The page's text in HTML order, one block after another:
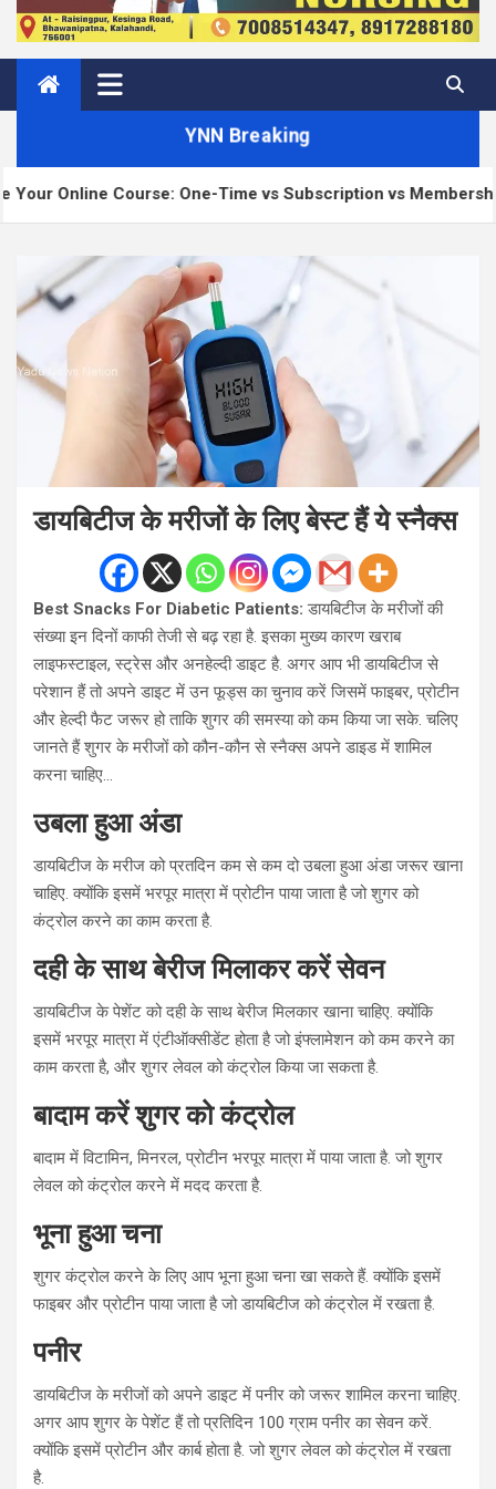
YNN Breaking
One-Time vs Subscription vs Membership
डायबिटीज के मरीजों के लिए बेस्ट हैं ये स्‍नैक्‍स
Best Snacks For Diabetic Patients:डायबिटीज के मरीजों की
संख्या इन दिनों काफी तेजी से बढ़ रहा है. इसका मुख्य कारण खराब
लाइफस्‍टाइल, स्‍ट्रेस और अनहेल्‍दी डाइट है. अगर आप भी डायबिटीज से
परेशान हैं तो अपने डाइट में उन फूड्स का चुनाव करें जिसमें फाइबर, प्रोटीन
और हेल्‍दी फैट जरूर हो ताकि शुगर की समस्‍या को कम किया जा सके. चलिए
जानते हैं शुगर के मरीजों को कौन-कौन से स्‍नैक्‍स अपने डाइड में शामिल
करना चाहिए…
उबला हुआ अंडा
डायबिटीज के मरीज को प्रतदिन कम से कम दो उबला हुआ अंडा जरूर खाना
चाहिए. क्योंकि इसमें भरपूर मात्रा में प्रोटीन पाया जाता है जो शुगर को
कंट्रोल करने का काम करता है.
दही के साथ बेरीज मिलाकर करें सेवन
डायबिटीज के पेशेंट को दही के साथ बेरीज मिलकार खाना चाहिए. क्योंकि
इसमें भरपूर मात्रा में एंटीऑक्‍सीडेंट होता है जो इंफ्लामेशन को कम करने का
काम करता है, और शुगर लेवल को कंट्रोल किया जा सकता है.
बादाम करें शुगर को कंट्रोल
बादाम में विटामिन, मिनरल, प्रोटीन भरपूर मात्रा में पाया जाता है. जो शुगर
लेवल को कंट्रोल करने में मदद करता है.
भूना हुआ चना
शुगर कंट्रोल करने के लिए आप भूना हुआ चना खा सकते हैं. क्योंकि इसमें
फाइबर और प्रोटीन पाया जाता है जो डायबिटीज को कंट्रोल में रखता है.
पनीर
डायबिटीज के मरीजों को अपने डाइट में पनीर को जरूर शामिल करना चाहिए.
अगर आप शुगर के पेशेंट हैं तो प्रतिदिन 100 ग्राम पनीर का सेवन करें.
क्योंकि इसमें प्रोटीन और कार्ब होता है. जो शुगर लेवल को कंट्रोल में रखता
है.